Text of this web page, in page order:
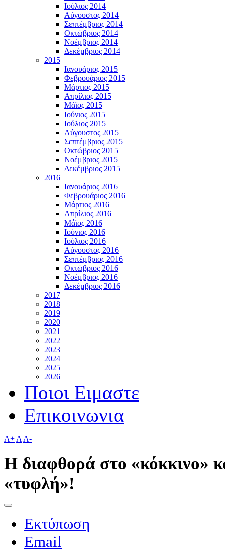
Ιούλιος 2014
Αύγουστος 2014
Σεπτέμβριος 2014
Οκτώβριος 2014
Νοέμβριος 2014
Δεκέμβριος 2014
2015
Ιανουάριος 2015
Φεβρουάριος 2015
Μάρτιος 2015
Απρίλιος 2015
Μάϊος 2015
Ιούνιος 2015
Ιούλιος 2015
Αύγουστος 2015
Σεπτέμβριος 2015
Οκτώβριος 2015
Νοέμβριος 2015
Δεκέμβριος 2015
2016
Ιανουάριος 2016
Φεβρουάριος 2016
Μάρτιος 2016
Απρίλιος 2016
Μάϊος 2016
Ιούνιος 2016
Ιούλιος 2016
Αύγουστος 2016
Σεπτέμβριος 2016
Οκτώβριος 2016
Νοέμβριος 2016
Δεκέμβριος 2016
2017
2018
2019
2020
2021
2022
2023
2024
2025
2026
Ποιοι Ειμαστε
Επικοινωνια
A+ A A-
Η διαφθορά στο «κόκκινο»
«τυφλή»!
Εκτύπωση
Email